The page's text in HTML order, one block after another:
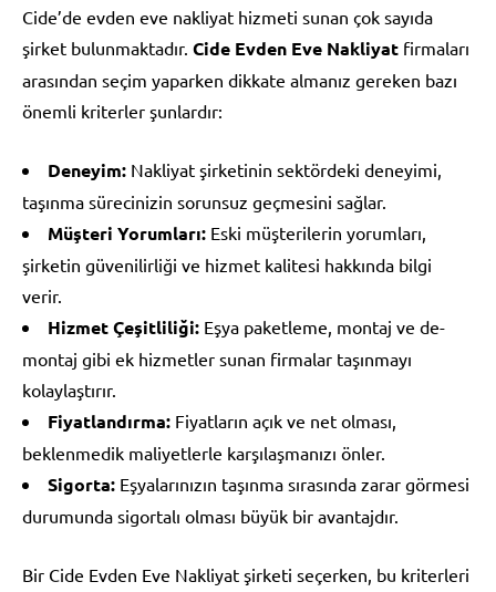
Cide’de evden eve nakliyat hizmeti sunan çok sayıda
şirket bulunmaktadır. Cide Evden Eve Nakliyat firmaları
arasından seçim yaparken dikkate almanız gereken bazı
önemli kriterler şunlardır:
Deneyim: Nakliyat şirketinin sektördeki deneyimi,
taşınma sürecinizin sorunsuz geçmesini sağlar.
Müşteri Yorumları: Eski müşterilerin yorumları,
şirketin güvenilirliği ve hizmet kalitesi hakkında bilgi
verir.
Hizmet Çeşitliliği: Eşya paketleme, montaj ve de-
montaj gibi ek hizmetler sunan firmalar taşınmayı
kolaylaştırır.
Fiyatlandırma: Fiyatların açık ve net olması,
beklenmedik maliyetlerle karşılaşmanızı önler.
Sigorta: Eşyalarınızın taşınma sırasında zarar görmesi
durumunda sigortalı olması büyük bir avantajdır.
Bir Cide Evden Eve Nakliyat şirketi seçerken, bu kriterleri